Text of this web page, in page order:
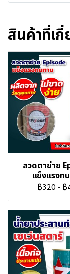
สินค้าที่เ
ลวดตาข่าย
เเข็งเเรง
฿320 - ฿